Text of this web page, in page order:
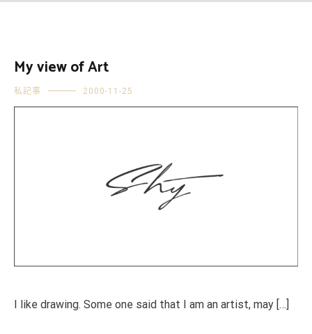
My view of Art
私記事 2000-11-25
I like drawing. Some one said that I am an artist, may […]